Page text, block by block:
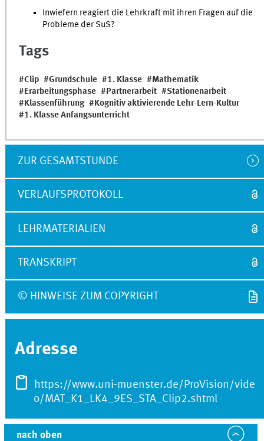
Inwiefern reagiert die Lehrkraft mit ihren Fragen auf die
Probleme der SuS?
Tags
Clip Grundschule 1. Klasse
Mathematik
Erarbeitungsphase
Partnerarbeit
Stationenarbeit
Klassenführung
Kognitiv aktivierende Lehr-Lern-Kultur
1. Klasse Anfangsunterricht
ZUR GESAMTSTUNDE
VERLAUFSPROTOKOLL
LEHRMATERIALIEN
TRANSKRIPT
© HINWEISE ZUM COPYRIGHT
Adresse
https://www.uni-muenster.de/ProVision/vide
o/MAT_K1_LK4_9ES_STA_Clip2.shtml
nach oben